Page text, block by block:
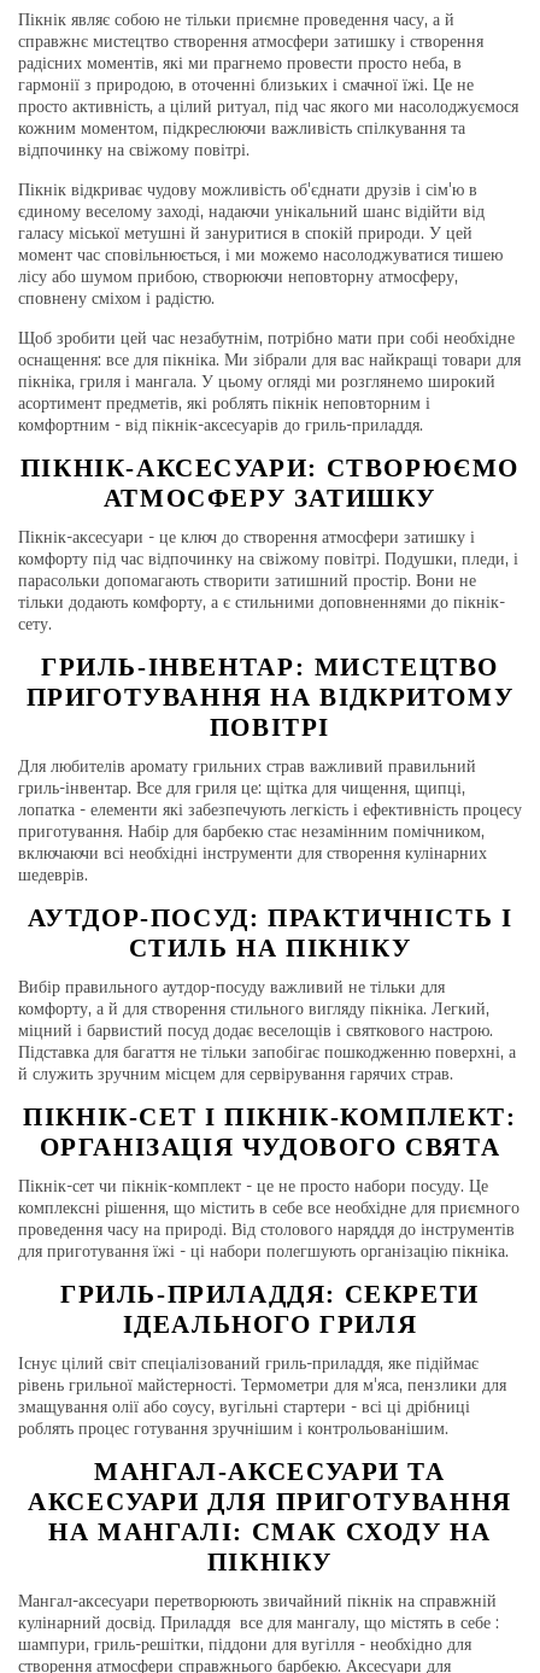
Пікнік являє собою не тільки приємне проведення часу, а й
справжнє мистецтво створення атмосфери затишку і створення
радісних моментів, які ми прагнемо провести просто неба, в
гармонії з природою, в оточенні близьких і смачної їжі. Це не
просто активність, а цілий ритуал, під час якого ми насолоджуємося
кожним моментом, підкреслюючи важливість спілкування та
відпочинку на свіжому повітрі.
Пікнік відкриває чудову можливість об'єднати друзів і сім'ю в
єдиному веселому заході, надаючи унікальний шанс відійти від
галасу міської метушні й зануритися в спокій природи. У цей
момент час сповільнюється, і ми можемо насолоджуватися тишею
лісу або шумом прибою, створюючи неповторну атмосферу,
сповнену сміхом і радістю.
Щоб зробити цей час незабутнім, потрібно мати при собі необхідне
оснащення: все для пікніка. Ми зібрали для вас найкращі товари для
пікніка, гриля і мангала. У цьому огляді ми розглянемо широкий
асортимент предметів, які роблять пікнік неповторним і
комфортним - від пікнік-аксесуарів до гриль-приладдя.
ПІКНІК-АКСЕСУАРИ: СТВОРЮЄМО
АТМОСФЕРУ ЗАТИШКУ
Пікнік-аксесуари - це ключ до створення атмосфери затишку і
комфорту під час відпочинку на свіжому повітрі. Подушки, пледи, і
парасольки допомагають створити затишний простір. Вони не
тільки додають комфорту, а є стильними доповненнями до пікнік-
сету.
ГРИЛЬ-ІНВЕНТАР: МИСТЕЦТВО
ПРИГОТУВАННЯ НА ВІДКРИТОМУ
ПОВІТРІ
Для любителів аромату грильних страв важливий правильний
гриль-інвентар. Все для гриля це: щітка для чищення, щипці,
лопатка - елементи які забезпечують легкість і ефективність процесу
приготування. Набір для барбекю стає незамінним помічником,
включаючи всі необхідні інструменти для створення кулінарних
шедеврів.
АУТДОР-ПОСУД: ПРАКТИЧНІСТЬ І
СТИЛЬ НА ПІКНІКУ
Вибір правильного аутдор-посуду важливий не тільки для
комфорту, а й для створення стильного вигляду пікніка. Легкий,
міцний і барвистий посуд додає веселощів і святкового настрою.
Підставка для багаття не тільки запобігає пошкодженню поверхні, а
й служить зручним місцем для сервірування гарячих страв.
ПІКНІК-СЕТ І ПІКНІК-КОМПЛЕКТ:
ОРГАНІЗАЦІЯ ЧУДОВОГО СВЯТА
Пікнік-сет чи пікнік-комплект - це не просто набори посуду. Це
комплексні рішення, що містить в себе все необхідне для приємного
проведення часу на природі. Від столового наряддя до інструментів
для приготування їжі - ці набори полегшують організацію пікніка.
ГРИЛЬ-ПРИЛАДДЯ: СЕКРЕТИ
ІДЕАЛЬНОГО ГРИЛЯ
Існує цілий світ спеціалізований гриль-приладдя, яке підіймає
рівень грильної майстерності. Термометри для м'яса, пензлики для
змащування олії або соусу, вугільні стартери - всі ці дрібниці
роблять процес готування зручнішим і контрольованішим.
МАНГАЛ-АКСЕСУАРИ ТА
АКСЕСУАРИ ДЛЯ ПРИГОТУВАННЯ
НА МАНГАЛІ: СМАК СХОДУ НА
ПІКНІКУ
Мангал-аксесуари перетворюють звичайний пікнік на справжній
кулінарний досвід. Приладдя все для мангалу, що містять в себе :
шампури, гриль-решітки, піддони для вугілля - необхідно для
створення атмосфери справжнього барбекю. Аксесуари для